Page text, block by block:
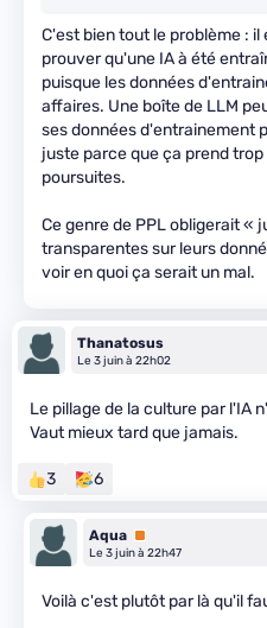
C'est bien tout le problème :
prouver qu'une IA à été
puisque les données
affaires. Une boîte de LLM
ses données d'entrainement
juste parce que ça prend
poursuites.
Ce genre de PPL obligerait «
transparentes sur leurs
voir en quoi ça serait un mal.
Thanatosus
Le 3 juin à 22h02
Le pillage de la culture par l'IA
Vaut mieux tard que jamais.
3 6
Aqua Premium
Le 3 juin à 22h47
Voilà c'est plutôt par là qu'il